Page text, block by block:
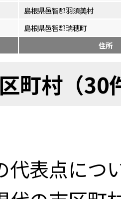
島根県邑智郡羽須美村
島根県邑智郡瑞穂町
住所
町村（30
代表点につ